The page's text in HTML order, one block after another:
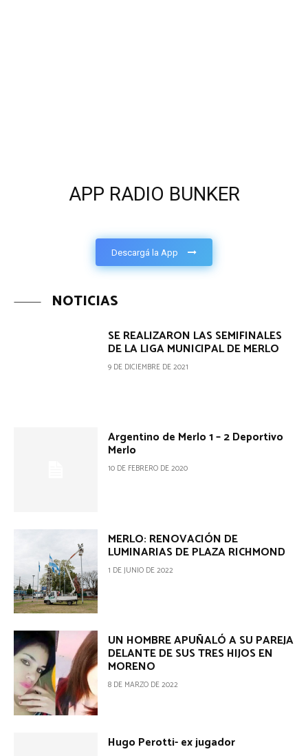
APP RADIO BUNKER
Descargá la App
NOTICIAS
SE REALIZARON LAS SEMIFINALES
DE LA LIGA MUNICIPAL DE MERLO
9 DE DICIEMBRE DE 2021
Argentino de Merlo 1 – 2 Deportivo
Merlo
10 DE FEBRERO DE 2020
MERLO: RENOVACIÓN DE
LUMINARIAS DE PLAZA RICHMOND
1 DE JUNIO DE 2022
UN HOMBRE APUÑALÓ A SU PAREJA
DELANTE DE SUS TRES HIJOS EN
MORENO
8 DE MARZO DE 2022
Hugo Perotti- ex jugador